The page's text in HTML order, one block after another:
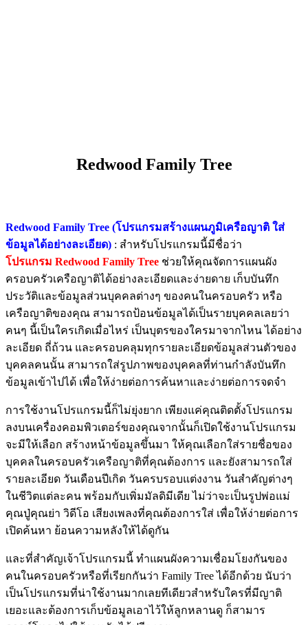
Redwood Family Tree
Redwood Family Tree (โปรแกรมสร้างแผนภูมิเครือญาติ ใส่
ข้อมูลได้อย่างละเอียด) : สำหรับโปรแกรมนี้มีชื่อว่า
โปรแกรม Redwood Family Tree ช่วยให้คุณจัดการแผนผัง
ครอบครัวเครือญาติได้อย่างละเอียดและง่ายดาย เก็บบันทึก
ประวัติและข้อมูลส่วนบุคคลต่างๆ ของคนในครอบครัว หรือ
เครือญาติของคุณ สามารถป้อนข้อมูลได้เป็นรายบุคคลเลยว่า
คนๆ นี้เป็นใครเกิดเมื่อไหร่ เป็นบุตรของใครมาจากไหน ได้อย่าง
ละเอียด ถี่ถ้วน และครอบคลุมทุกรายละเอียดข้อมูลส่วนตัวของ
บุคคลคนนั้น สามารถใส่รูปภาพของบุคคลที่ท่านกำลังบันทึก
ข้อมูลเข้าไปได้ เพื่อให้ง่ายต่อการค้นหาและง่ายต่อการจดจำ
การใช้งานโปรแกรมนี้ก็ไม่ยุ่งยาก เพียงแค่คุณติดตั้งโปรแกรม
ลงบนเครื่องคอมพิวเตอร์ของคุณจากนั้นก็เปิดใช้งานโปรแกรม
จะมีให้เลือก สร้างหน้าข้อมูลขึ้นมา ให้คุณเลือกใส่รายชื่อของ
บุคคลในครอบครัวเครือญาติที่คุณต้องการ และยังสามารถใส่
รายละเอียด วันเดือนปีเกิด วันครบรอบแต่งงาน วันสำคัญต่างๆ
ในชีวิตแต่ละคน พร้อมกับเพิ่มมัลดิมีเดีย ไม่ว่าจะเป็นรูปพ่อแม่
คุณปู่คุณย่า วิดีโอ เสียงเพลงที่คุณต้องการใส่ เพื่อให้ง่ายต่อการ
เปิดค้นหา ย้อนความหลังให้ได้ดูกัน
และที่สำคัญเจ้าโปรแกรมนี้ ทำแผนผังความเชื่อมโยงกันของ
คนในครอบครัวหรือที่เรียกกันว่า Family Tree ได้อีกด้วย นับว่า
เป็นโปรแกรมที่น่าใช้งานมากเลยทีเดียวสำหรับใครที่มีญาติ
เยอะและต้องการเก็บข้อมูลเอาไว้ให้ลูกหลานดู ก็สามาร